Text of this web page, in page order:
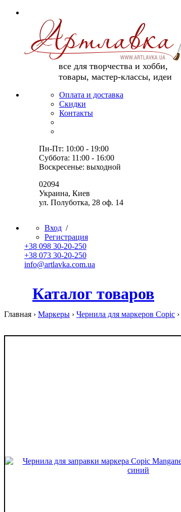
все для творчества и хобби,
товары, мастер-классы, идеи
Оплата и доставка
Скидки
Контакты
Пн-Пт: 10:00 - 19:00
Суббота: 11:00 - 16:00
Воскресенье: выходной
02094
Украина, Киев
ул. Полуботка, 28 оф. 14
Вход /
Регистрация
+38 098 30-20-250
+38 073 30-20-250
info@artlavka.com.ua
Каталог товаров
Главная › Маркеры › Чернила для маркеров Copic ›